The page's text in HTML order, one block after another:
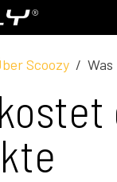
Scoozy